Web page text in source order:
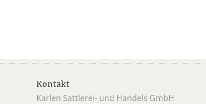
Kontakt
Karlen Sattlerei- und Handels GmbH